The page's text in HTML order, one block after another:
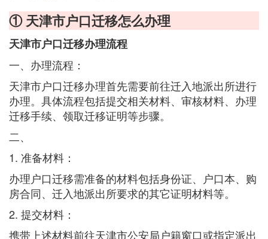
① 天津市户口迁移怎么办理
天津市户口迁移办理流程
一、办理流程：
天津市户口迁移办理首先需要前往迁入地派出所进行
办理。具体流程包括提交相关材料、审核材料、办理
迁移手续、领取迁移证明等步骤。
二、
1. 准备材料：
办理户口迁移需准备的材料包括身份证、户口本、购
房合同、迁入地派出所要求的其它证明材料等。
2. 提交材料：
携带上述材料前往天津市公安局户籍窗口或指定派出